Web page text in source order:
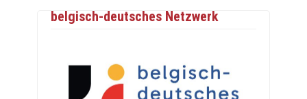
belgisch-deutsches Netzwerk